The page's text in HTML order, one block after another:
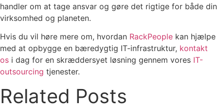
handler om at tage ansvar og gøre det rigtige for både din
virksomhed og planeten.
Hvis du vil høre mere om, hvordan RackPeople kan hjælpe
med at opbygge en bæredygtig IT-infrastruktur, kontakt
os i dag for en skræddersyet løsning gennem vores IT-
outsourcing tjenester.
Related Posts